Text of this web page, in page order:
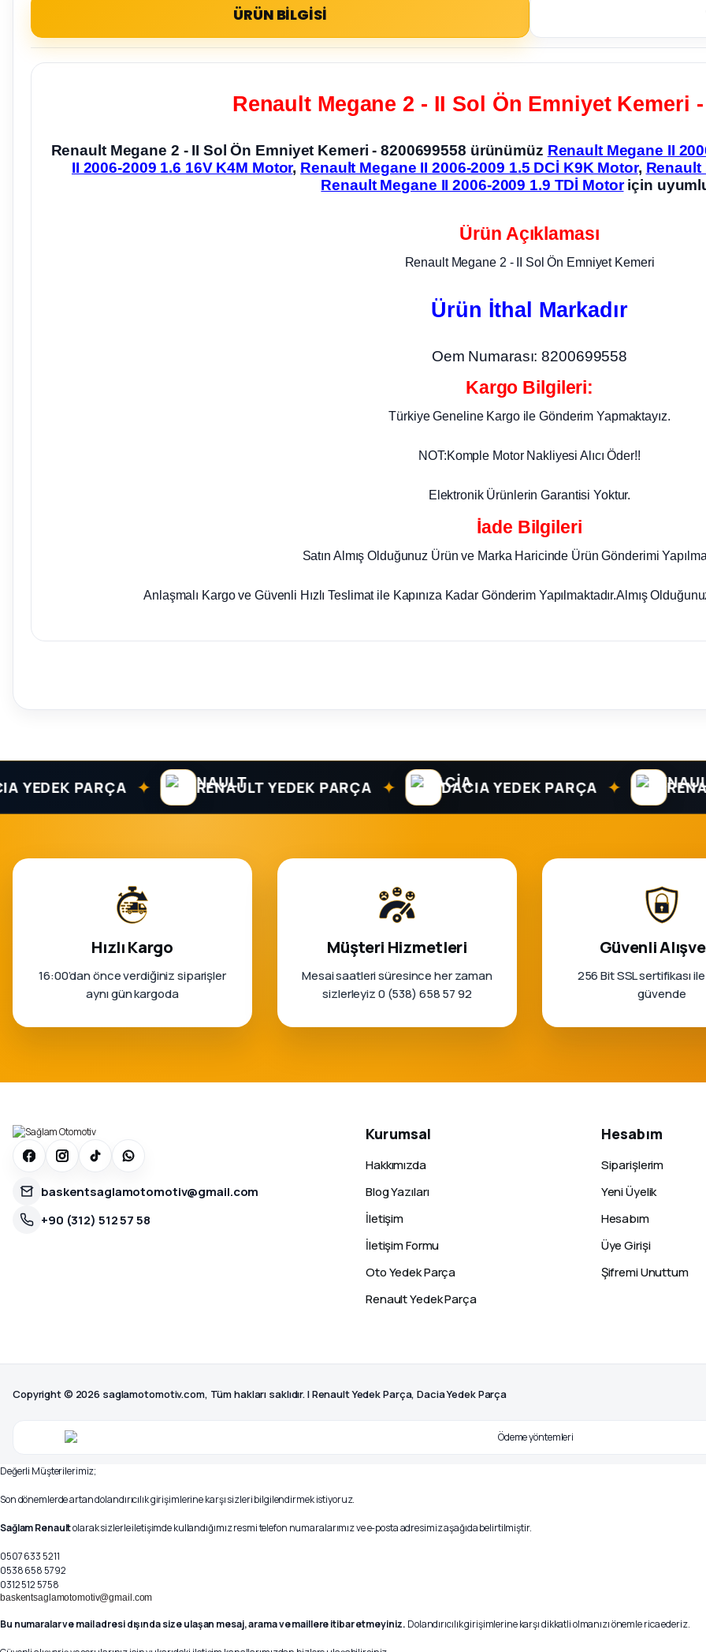
ÜRÜN BİLGİSİ
Renault Megane 2 - II Sol Ön Emniyet Kemeri -
Renault Megane 2 - II Sol Ön Emniyet Kemeri - 8200699558 ürünümüz Renault Megane II
II 2006-2009 1.6 16V K4M Motor, Renault Megane II 2006-2009 1.5 DCİ K9K Motor, Renault
Renault Megane II 2006-2009 1.9 TDİ Motoriçin
Ürün Açıklaması
Renault Megane 2 - II Sol Ön Emniyet Kemeri
Ürün İthal Markadır
Oem Numarası: 8200699558
Kargo Bilgileri:
Türkiye Geneline Kargo ile Gönderim Yapmaktayız.
NOT:Komple Motor Nakliyesi Alıcı Öder!!
Elektronik Ürünlerin Garantisi Yoktur.
İade Bilgileri
Satın Almış Olduğunuz Ürün ve Marka Haricinde Ürün Gönderimi
Anlaşmalı Kargo ve Güvenli Hızlı Teslimat ile Kapınıza Kadar Gönderim Yapılmaktadır.Almış
PARÇA ✦ RENAULT YEDEK PARÇA ✦ DACIA YEDEK PARÇA ✦
Hızlı Kargo
16:00’dan önce verdiğiniz siparişler
aynı gün kargoda
Müşteri Hizmetleri
Mesai saatleri süresince her zaman
sizlerleyiz 0 (538) 658 57 92
Güvenli
256 Bit SSL sertifikası ile
güvende
baskentsaglamotomotiv@gmail.com
+90 (312) 512 57 58
Kurumsal
Hakkımızda
Blog Yazıları
İletişim
İletişim Formu
Oto Yedek Parça
Renault Yedek Parça
Hesabım
Siparişlerim
Yeni Üyelik
Hesabım
Üye Girişi
Şifremi Unuttum
Copyright © 2026 saglamotomotiv.com, Tüm hakları saklıdır. | Renault Yedek Parça, Dacia Yedek Parça
Değerli Müşterilerimiz;
Son dönemlerde artan dolandırıcılık girişimlerine karşı sizleri bilgilendirmek istiyoruz.
Sağlam Renaultolarak sizlerle iletişimde kullandığımız resmi telefon numaralarımız ve e-posta adresimiz aşağıda belirtilmiştir.
0507 633 5211
0538 658 5792
0312 512 5758
baskentsaglamotomotiv@gmail.com
Bu numaralar ve mail adresi dışında size ulaşan mesaj, arama ve maillere itibar etmeyiniz. Dolandırıcılık girişimlerine karşı dikkatli olmanızı önemle rica ederiz.